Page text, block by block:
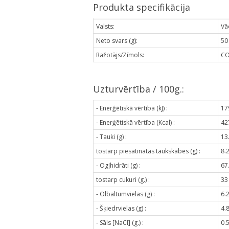
Produkta specifikācija
Valsts:
Neto svars (g):
Ražotājs/Zīmols:
Uzturvērtība / 100g.:
- Enerģētiskā vērtība (kJ) :
- Enerģētiskā vērtība (Kcal) :
- Tauki (g) :
tostarp piesātinātās taukskābes (g) :
8.2
- Ogļhidrāti (g) :
tostarp cukuri (g.) :
33
- Olbaltumvielas (g) :
6.2
- Šķiedrvielas (g) :
4.8
- Sāls [NaCl] (g.) :